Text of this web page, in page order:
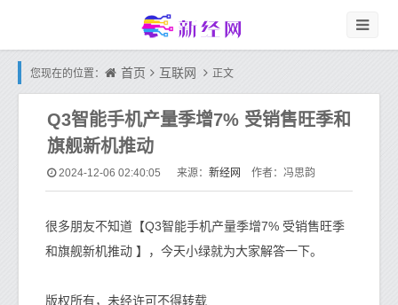
您现在的位置： 首页 互联网 正文
Q3智能手机产量季增7% 受销售旺季和
旗舰新机推动
2024-12-06 02:40:05 来源： 新经网 作者：冯思韵
很多朋友不知道【Q3智能手机产量季增7% 受销售旺季
和旗舰新机推动 】，今天小绿就为大家解答一下。
版权所有，未经许可不得转载